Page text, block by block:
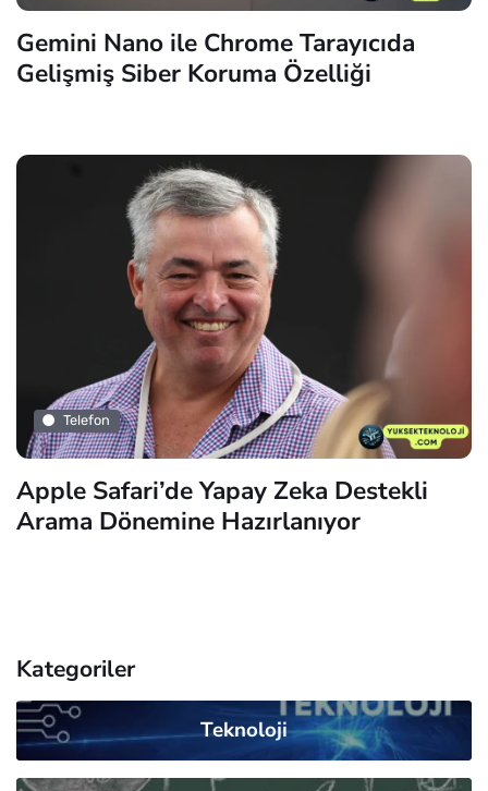
Gemini Nano ile Chrome Tarayıcıda
Gelişmiş Siber Koruma Özelliği
Telefon
Apple Safari’de Yapay Zeka Destekli
Arama Dönemine Hazırlanıyor
Kategoriler
Teknoloji